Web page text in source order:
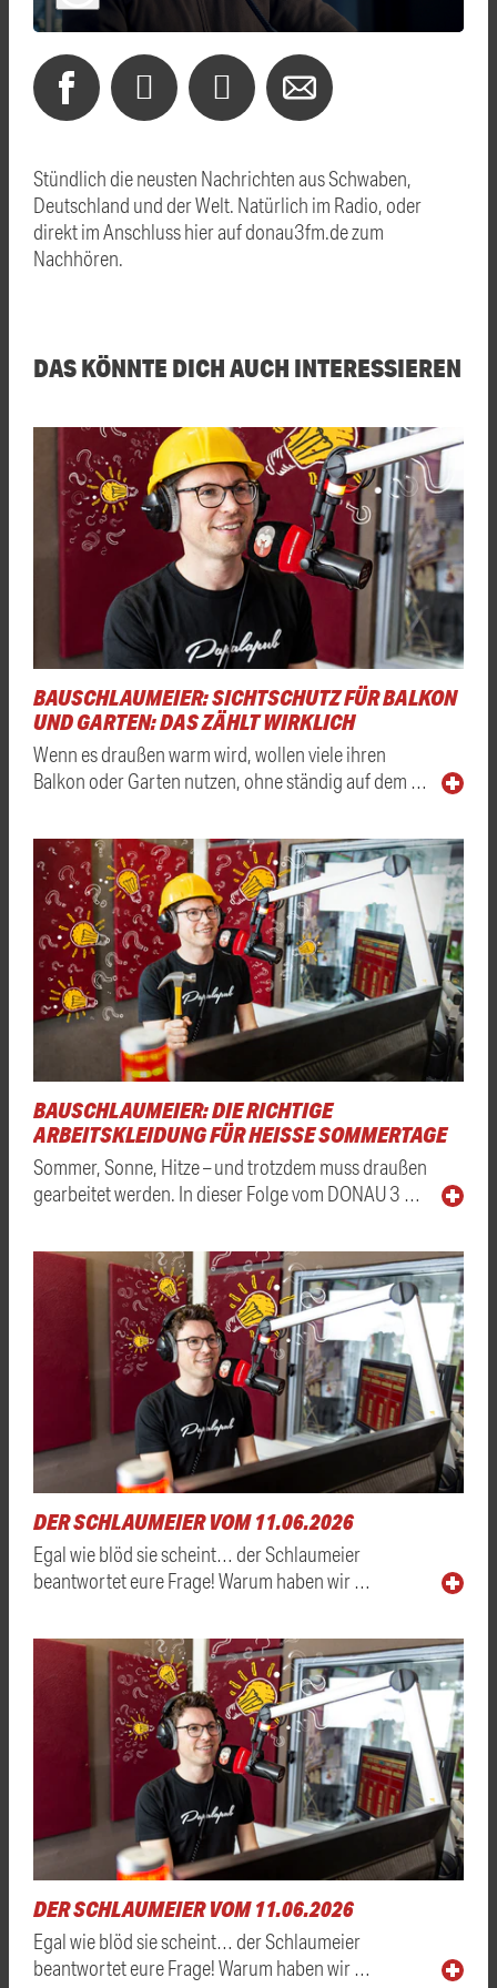
Stündlich die neusten Nachrichten aus Schwaben,
Deutschland und der Welt. Natürlich im Radio, oder
direkt im Anschluss hier auf donau3fm.de zum
Nachhören.
DAS KÖNNTE DICH AUCH INTERESSIEREN
BAUSCHLAUMEIER: SICHTSCHUTZ FÜR BALKON
UND GARTEN: DAS ZÄHLT WIRKLICH
Wenn es draußen warm wird, wollen viele ihren
Balkon oder Garten nutzen, ohne ständig auf dem …
BAUSCHLAUMEIER: DIE RICHTIGE
ARBEITSKLEIDUNG FÜR HEISSE SOMMERTAGE
Sommer, Sonne, Hitze – und trotzdem muss draußen
gearbeitet werden. In dieser Folge vom DONAU 3 …
DER SCHLAUMEIER VOM 11.06.2026
Egal wie blöd sie scheint… der Schlaumeier
beantwortet eure Frage! Warum haben wir …
DER SCHLAUMEIER VOM 11.06.2026
Egal wie blöd sie scheint… der Schlaumeier
beantwortet eure Frage! Warum haben wir …